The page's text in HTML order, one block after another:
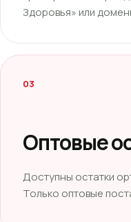
Здоровья» или
03
Оптовые
Доступны остатки
Только оптовые